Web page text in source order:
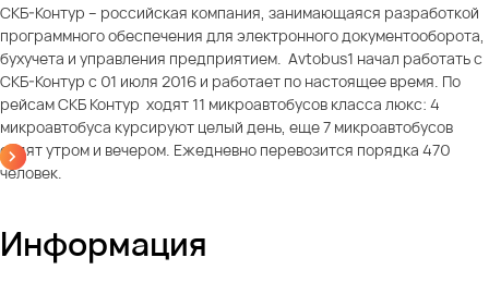
СКБ-Контур – российская компания, занимающаяся разработкой
программного обеспечения для электронного документооборота,
бухучета и управления предприятием. Avtobus1 начал работать с
СКБ-Контур с 01 июля 2016 и работает по настоящее время. По
рейсам СКБ Контур ходят 11 микроавтобусов класса люкс: 4
микроавтобуса курсируют целый день, еще 7 микроавтобусов
ездят утром и вечером. Ежедневно перевозится порядка 470
человек.
Информация